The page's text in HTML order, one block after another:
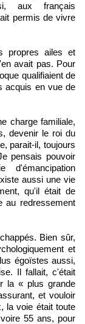
aux français
permis de vivre
propres ailes et
avait pas. Pour
qualifiaient de
acquis en vue de
charge familiale,
devenir le roi du
parait-il, toujours
pensais pouvoir
aussi une vie
qu'il était de
au redressement
Bien sûr,
et
égoïstes aussi,
Il fallait, c'était
la « plus grande
et vouloir
la voie était toute
55 ans, pour